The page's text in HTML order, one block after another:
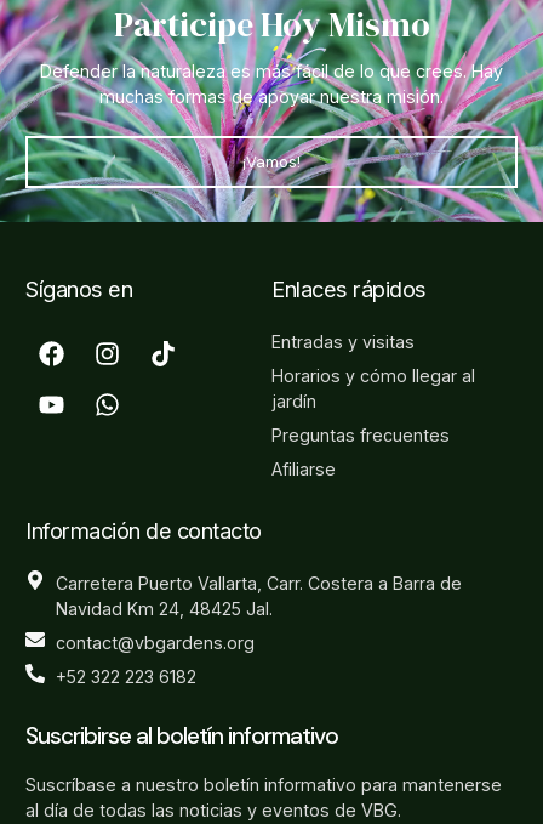
Participe Hoy Mismo
Defender la naturaleza es más fácil de lo que crees. Hay
muchas formas de apoyar nuestra misión.
¡Vamos!
Síganos en Enlaces rápidos
Entradas y visitas
Horarios y cómo llegar al
jardín
Preguntas frecuentes
Afiliarse
Información de contacto
Carretera Puerto Vallarta, Carr. Costera a Barra de
Navidad Km 24, 48425 Jal.
contact@vbgardens.org
+52 322 223 6182
Suscribirse al boletín informativo
Suscríbase a nuestro boletín informativo para mantenerse
al día de todas las noticias y eventos de VBG.